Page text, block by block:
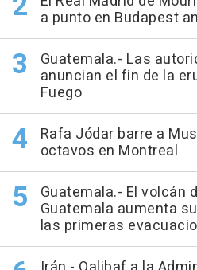
a punto en Budapest
Guatemala.- Las
anuncian el fin de la
Fuego
Rafa Jódar barre a
octavos en Montreal
Guatemala.- El volcán
Guatemala aumenta
las primeras